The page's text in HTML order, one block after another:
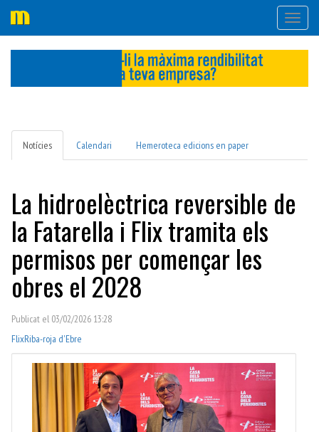
Notícies Calendari Hemeroteca edicions en paper
La hidroelèctrica reversible de
la Fatarella i Flix tramita els
permisos per començar les
obres el 2028
Publicat el 03/02/2026 13:28
FlixRiba-roja d'Ebre